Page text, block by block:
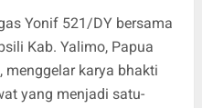
Yonif 521/DY bersama
Kab. Yalimo, Papua
karya bhakti
yang menjadi satu-